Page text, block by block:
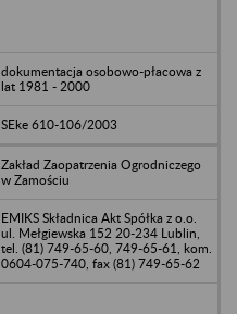
dokumentacja osobowo-płacowa z
lat 1981 - 2000
SEke 610-106/2003
Zakład Zaopatrzenia Ogrodniczego
w Zamościu
EMIKS Składnica Akt Spółka z o.o.
ul. Mełgiewska 152 20-234 Lublin,
tel. (81) 749-65-60, 749-65-61, kom.
0604-075-740, fax (81) 749-65-62